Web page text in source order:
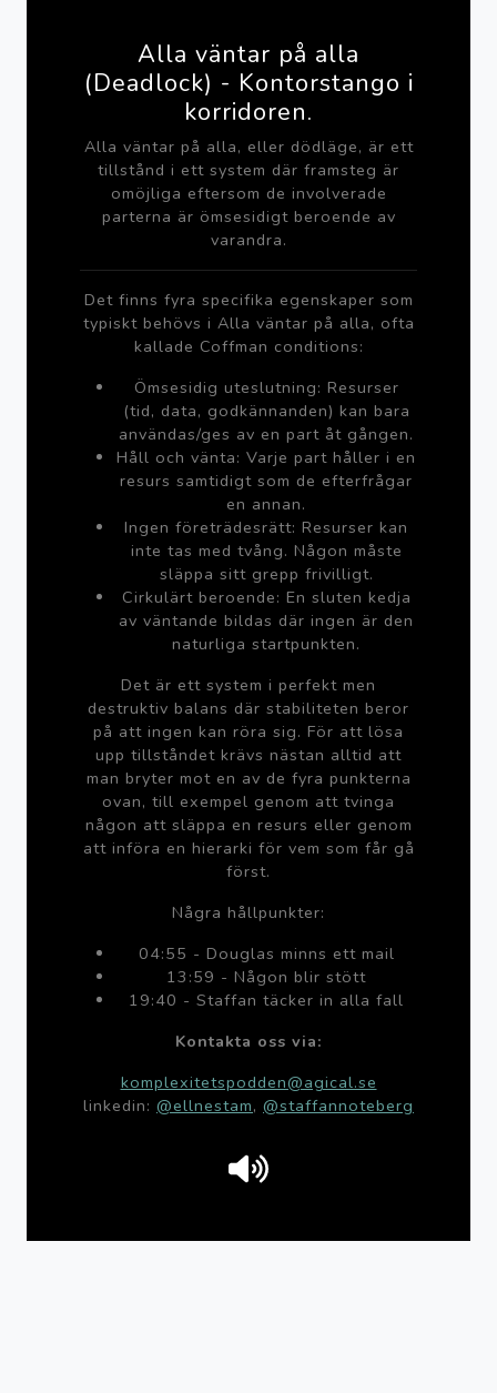
Alla väntar på alla
(Deadlock) - Kontorstango i
korridoren.
Alla väntar på alla, eller dödläge, är ett
tillstånd i ett system där framsteg är
omöjliga eftersom de involverade
parterna är ömsesidigt beroende av
varandra.
Det finns fyra specifika egenskaper som
typiskt behövs i Alla väntar på alla, ofta
kallade Coffman conditions:
Ömsesidig uteslutning: Resurser
(tid, data, godkännanden) kan bara
användas/ges av en part åt gången.
Håll och vänta: Varje part håller i en
resurs samtidigt som de efterfrågar
en annan.
Ingen företrädesrätt: Resurser kan
inte tas med tvång. Någon måste
släppa sitt grepp frivilligt.
Cirkulärt beroende: En sluten kedja
av väntande bildas där ingen är den
naturliga startpunkten.
Det är ett system i perfekt men
destruktiv balans där stabiliteten beror
på att ingen kan röra sig. För att lösa
upp tillståndet krävs nästan alltid att
man bryter mot en av de fyra punkterna
ovan, till exempel genom att tvinga
någon att släppa en resurs eller genom
att införa en hierarki för vem som får gå
först.
Några hållpunkter:
04:55 - Douglas minns ett mail
13:59 - Någon blir stött
19:40 - Staffan täcker in alla fall
Kontakta oss via:
komplexitetspodden@agical.se
linkedin: @ellnestam, @staffannoteberg